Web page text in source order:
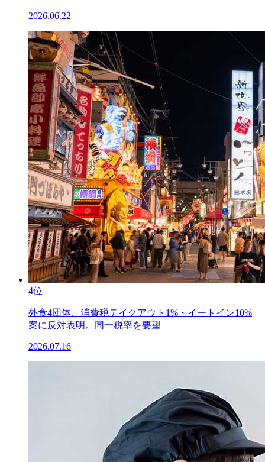
2026.06.22
4位
外食4団体、消費税テイクアウト1%・イートイン10%
案に反対表明。同一税率を要望
2026.07.16